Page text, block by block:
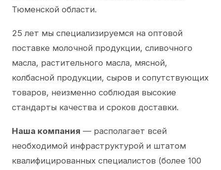
Тюменской области.
25 лет мы специализируемся на оптовой
поставке молочной продукции, сливочного
масла, растительного масла, мясной,
колбасной продукции, сыров и сопутствующих
товаров, неизменно соблюдая высокие
стандарты качества и сроков доставки.
Наша компания — располагает всей
необходимой инфраструктурой и штатом
квалифицированных специалистов (более 100